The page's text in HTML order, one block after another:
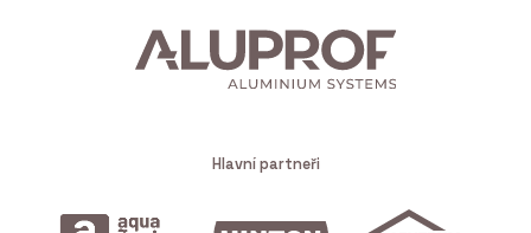
Hlavní partneři